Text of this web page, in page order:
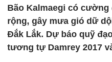
Bão Kalmaegi có
rộng, gây mưa gió dữ
Đắk Lắk. Dự báo quỹ
tương tự Damrey 2017